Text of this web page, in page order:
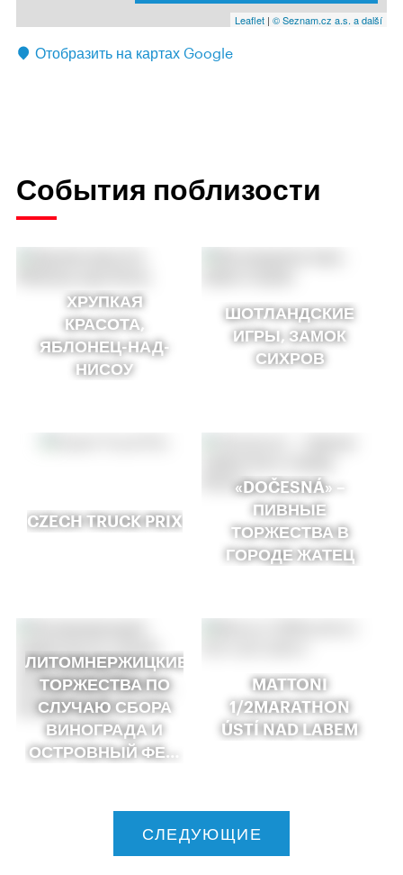
Leaflet | © Seznam.cz a.s. a další
Отобразить на картах Google
События поблизости
ХРУПКАЯ
КРАСОТА,
ЯБЛОНЕЦ-НАД-
НИСОУ
ШОТЛАНДСКИЕ
ИГРЫ, ЗАМОК
СИХРОВ
CZECH TRUCK PRIX
«DOČESNÁ» –
ПИВНЫЕ
ТОРЖЕСТВА В
ГОРОДЕ ЖАТЕЦ
ЛИТОМНЕРЖИЦКИЕ
ТОРЖЕСТВА ПО
СЛУЧАЮ СБОРА
ВИНОГРАДА И
ОСТРОВНЫЙ ФЕ…
MATTONI
1/2MARATHON
ÚSTÍ NAD LABEM
СЛЕДУЮЩИЕ